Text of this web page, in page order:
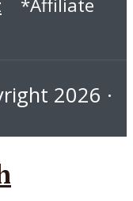
*Affiliate
2026 ·